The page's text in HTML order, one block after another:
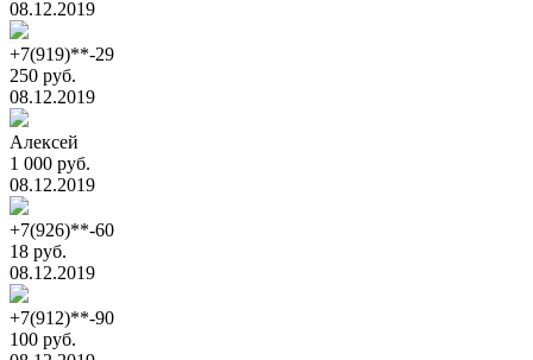
08.12.2019
+7(919)**-29
250 руб.
08.12.2019
Алексей
1 000 руб.
08.12.2019
+7(926)**-60
18 руб.
08.12.2019
+7(912)**-90
100 руб.